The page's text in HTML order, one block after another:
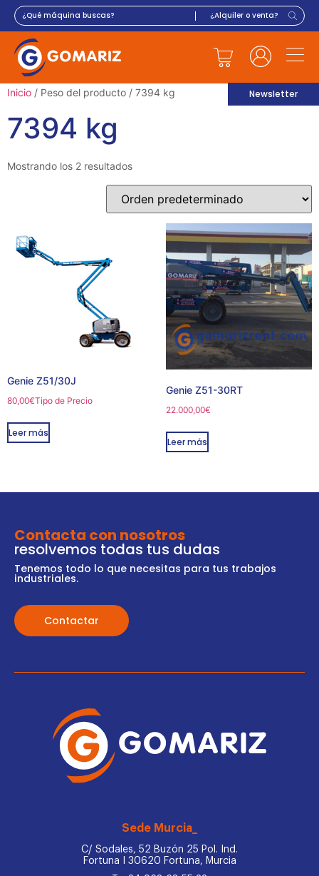
Newsletter
Inicio / Peso del producto / 7394 kg
7394 kg
Mostrando los 2 resultados
Genie Z51/30J
80,00€Tipo de Precio
Leer más
Genie Z51-30RT
22.000,00€
Leer más
Contacta con nosotros
resolvemos todas tus dudas
Tenemos todo lo que necesitas para tus trabajos
industriales.
Contactar
Sede Murcia_
C/ Sodales, 52 Buzón 25 Pol. Ind.
Fortuna I 30620 Fortuna, Murcia